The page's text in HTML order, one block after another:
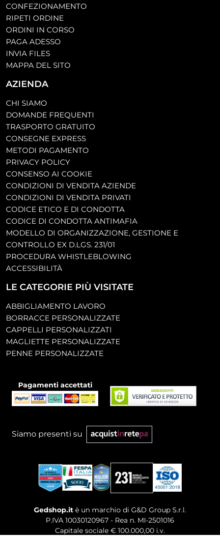
CONFEZIONAMENTO
RIPETI ORDINE
ORDINI IN CORSO
PAGA ADESSO
INVIA FILES
MAPPA DEL SITO
AZIENDA
CHI SIAMO
DOMANDE FREQUENTI
TRASPORTO GRATUITO
CONSEGNE EXPRESS
METODI PAGAMENTO
PRIVACY POLICY
CONSENSO AI COOKIE
CONDIZIONI DI VENDITA AZIENDE
CONDIZIONI DI VENDITA PRIVATI
CODICE ETICO E DI CONDOTTA
CODICE DI CONDOTTA ANTIMAFIA
MODELLO DI ORGANIZZAZIONE, GESTIONE E
CONTROLLO EX D.LGS. 231/01
PROCEDURA WHISTLEBLOWING
ACCESSIBILITÀ
LE CATEGORIE PIÙ VISITATE
ABBIGLIAMENTO LAVORO
BORRACCE PERSONALIZZATE
CAPPELLI PERSONALIZZATI
MAGLIETTE PERSONALIZZATE
PENNE PERSONALIZZATE
Pagamenti accettati
Siamo presenti su
Gedshop.it è un marchio di G&D Group S.r.l.
P.IVA 10030120967 - Rea n. MI-2501016
Capitale sociale € 100.000,00 i.v.